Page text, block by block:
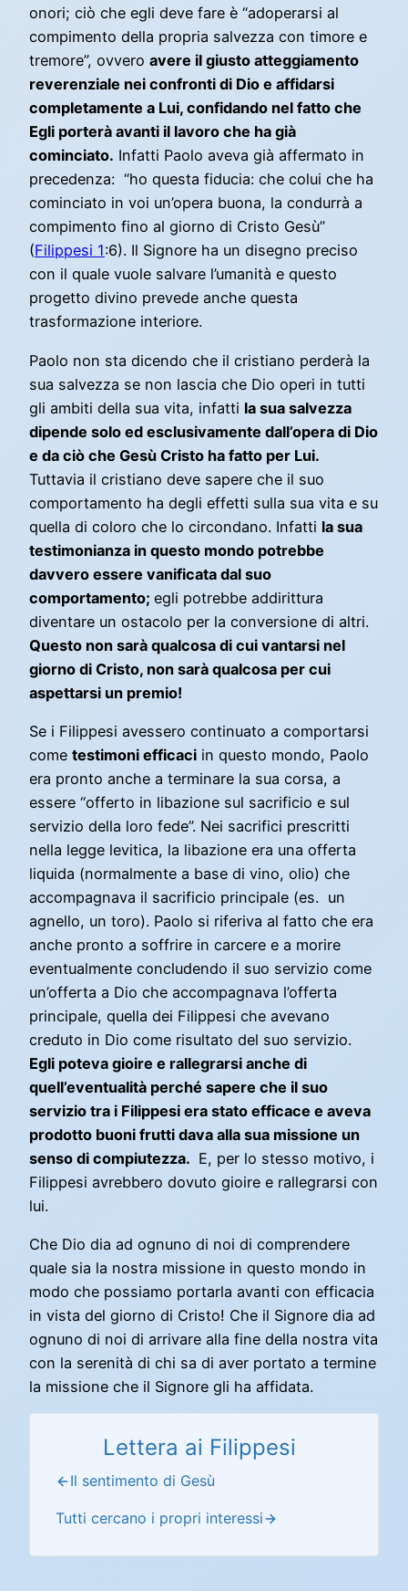
onori; ciò che egli deve fare è “adoperarsi al
compimento della propria salvezza con timore e
tremore”, ovvero avere il giusto atteggiamento
reverenziale nei confronti di Dio e affidarsi
completamente a Lui, confidando nel fatto che
Egli porterà avanti il lavoro che ha già
cominciato. Infatti Paolo aveva già affermato in
precedenza: “ho questa fiducia: che colui che ha
cominciato in voi un’opera buona, la condurrà a
compimento fino al giorno di Cristo Gesù”
(Filippesi 1:6). Il Signore ha un disegno preciso
con il quale vuole salvare l’umanità e questo
progetto divino prevede anche questa
trasformazione interiore.
Paolo non sta dicendo che il cristiano perderà la
sua salvezza se non lascia che Dio operi in tutti
gli ambiti della sua vita, infatti la sua salvezza
dipende solo ed esclusivamente dall’opera di Dio
e da ciò che Gesù Cristo ha fatto per Lui.
Tuttavia il cristiano deve sapere che il suo
comportamento ha degli effetti sulla sua vita e su
quella di coloro che lo circondano. Infatti la sua
testimonianza in questo mondo potrebbe
davvero essere vanificata dal suo
comportamento; egli potrebbe addirittura
diventare un ostacolo per la conversione di altri.
Questo non sarà qualcosa di cui vantarsi nel
giorno di Cristo, non sarà qualcosa per cui
aspettarsi un premio!
Se i Filippesi avessero continuato a comportarsi
come testimoni efficaci in questo mondo, Paolo
era pronto anche a terminare la sua corsa, a
essere “offerto in libazione sul sacrificio e sul
servizio della loro fede”. Nei sacrifici prescritti
nella legge levitica, la libazione era una offerta
liquida (normalmente a base di vino, olio) che
accompagnava il sacrificio principale (es. un
agnello, un toro). Paolo si riferiva al fatto che era
anche pronto a soffrire in carcere e a morire
eventualmente concludendo il suo servizio come
un’offerta a Dio che accompagnava l’offerta
principale, quella dei Filippesi che avevano
creduto in Dio come risultato del suo servizio.
Egli poteva gioire e rallegrarsi anche di
quell’eventualità perché sapere che il suo
servizio tra i Filippesi era stato efficace e aveva
prodotto buoni frutti dava alla sua missione un
senso di compiutezza. E, per lo stesso motivo, i
Filippesi avrebbero dovuto gioire e rallegrarsi con
lui.
Che Dio dia ad ognuno di noi di comprendere
quale sia la nostra missione in questo mondo in
modo che possiamo portarla avanti con efficacia
in vista del giorno di Cristo! Che il Signore dia ad
ognuno di noi di arrivare alla fine della nostra vita
con la serenità di chi sa di aver portato a termine
la missione che il Signore gli ha affidata.
Lettera ai Filippesi
Il sentimento di Gesù
Tutti cercano i propri interessi